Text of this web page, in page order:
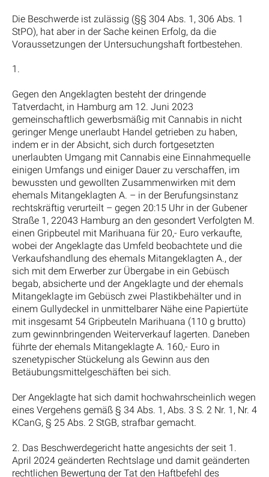
Die Beschwerde ist zulässig (§§ 304 Abs. 1, 306 Abs. 1
StPO), hat aber in der Sache keinen Erfolg, da die
Voraussetzungen der Untersuchungshaft fortbestehen.
1.
Gegen den Angeklagten besteht der dringende
Tatverdacht, in Hamburg am 12. Juni 2023
gemeinschaftlich gewerbsmäßig mit Cannabis in nicht
geringer Menge unerlaubt Handel getrieben zu haben,
indem er in der Absicht, sich durch fortgesetzten
unerlaubten Umgang mit Cannabis eine Einnahmequelle
einigen Umfangs und einiger Dauer zu verschaffen, im
bewussten und gewollten Zusammenwirken mit dem
ehemals Mitangeklagten A. – in der Berufungsinstanz
rechtskräftig verurteilt – gegen 20:15 Uhr in der Gubener
Straße 1, 22043 Hamburg an den gesondert Verfolgten M.
einen Gripbeutel mit Marihuana für 20,- Euro verkaufte,
wobei der Angeklagte das Umfeld beobachtete und die
Verkaufshandlung des ehemals Mitangeklagten A., der
sich mit dem Erwerber zur Übergabe in ein Gebüsch
begab, absicherte und der Angeklagte und der ehemals
Mitangeklagte im Gebüsch zwei Plastikbehälter und in
einem Gullydeckel in unmittelbarer Nähe eine Papiertüte
mit insgesamt 54 Gripbeuteln Marihuana (110 g brutto)
zum gewinnbringenden Weiterverkauf lagerten. Daneben
führte der ehemals Mitangeklagte A. 160,- Euro in
szenetypischer Stückelung als Gewinn aus den
Betäubungsmittelgeschäften bei sich.
Der Angeklagte hat sich damit hochwahrscheinlich wegen
eines Vergehens gemäß § 34 Abs. 1, Abs. 3 S. 2 Nr. 1, Nr. 4
KCanG, § 25 Abs. 2 StGB, strafbar gemacht.
2. Das Beschwerdegericht hatte angesichts der seit 1.
April 2024 geänderten Rechtslage und damit geänderten
rechtlichen Bewertung der Tat den Haftbefehl des